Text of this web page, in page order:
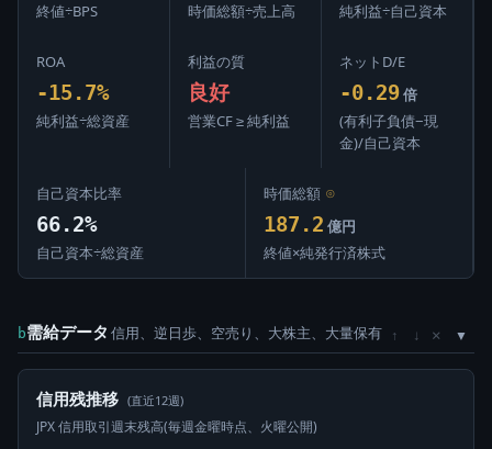
終値÷BPS 時価総額÷売上高 純利益÷自己資本
ROA
-15.7%
純利益÷総資産
利益の質
良好
営業CF ≥ 純利益
ネットD/E
-0.29 倍
(有利子負債−現
金)/自己資本
自己資本比率
66.2%
自己資本÷総資産
時価総額 ⊙
187.2 億円
終値×純発行済株式
b需給データ 信用、逆日歩、空売り、大株主、大量保有 ↑ ↓ ×
信用残推移 (直近12週)
JPX 信用取引週末残高(毎週金曜時点、火曜公開)